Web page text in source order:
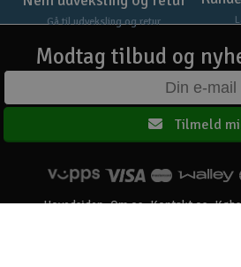
Gå til udveksling og retur
Modtag tilbud og
Tilmeld
Hovedsiden Om os Kontakt os